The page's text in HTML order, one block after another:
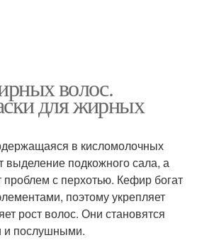
волос.
для жирных
в кисломолочных
выделение подкожного сала, а
проблем с перхотью. Кефир богат
поэтому укрепляет
рост волос. Они становятся
и послушными.